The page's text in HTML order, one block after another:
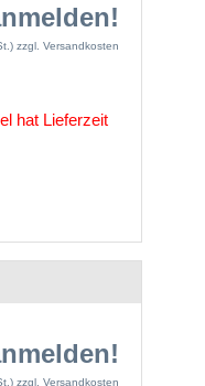
zzgl. Versandkosten
hat Lieferzeit
zzgl. Versandkosten